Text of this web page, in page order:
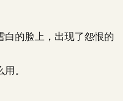
白的脸上，出现了怨恨的
。